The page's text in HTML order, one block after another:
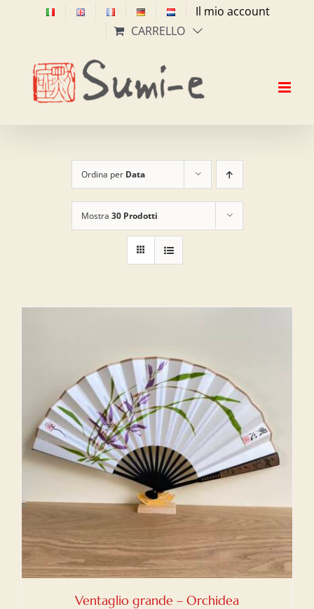
Il mio account
CARRELLO
Ordina per Data
Mostra 30 Prodotti
Ventaglio grande – Orchidea